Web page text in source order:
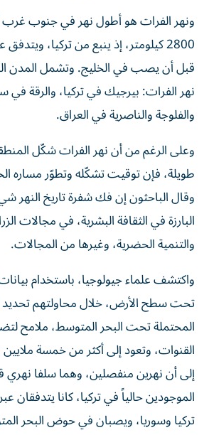
ونهر الفرات هو أطول نهر في جنوب غرب
2800 كيلومتر، إذ ينبع من تركيا،
قبل أن يصب في الخليج. وتشمل المدن
نهر الفرات: بيرجيك في تركيا، والرقة في
‌والفلوجة والناصرية في العراق.
وعلى الرغم من أن نهر الفرات شكّل
طويلة، فإن توقيت تشكّله وتطوّر مساره
وقال الباحثون إن فك شفرة تاريخ النهر
البارزة في الثقافة البشرية، في مجالات
والتنمية الحضرية، وغيرها من المجالات.
واكتشف علماء جيولوجيا، باستخدام
تحت سطح الأرض، خلال محاولتهم تحديد
المحتملة تحت البحر المتوسط، ملامح
القنوات، وتعود إلى أكثر من خمسة
إلى أن نهرين منفصلين، وهما سلفا نهري
الموجودين حالياً في تركيا، كانا يتدفقان
تركيا وسوريا، ويصبان في حوض البحر